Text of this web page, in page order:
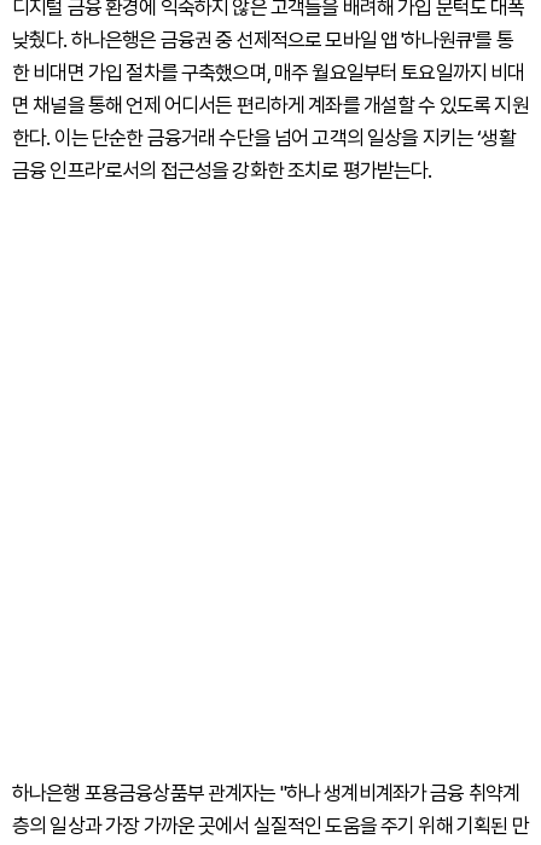
디지털 금융 환경에 익숙하지 않은 고객들을 배려해 가입 문턱도 대폭
낮췄다. 하나은행은 금융권 중 선제적으로 모바일 앱 '하나원큐'를 통
한 비대면 가입 절차를 구축했으며, 매주 월요일부터 토요일까지 비대
면 채널을 통해 언제 어디서든 편리하게 계좌를 개설할 수 있도록 지원
한다. 이는 단순한 금융거래 수단을 넘어 고객의 일상을 지키는 ‘생활
금융 인프라’로서의 접근성을 강화한 조치로 평가받는다.
하나은행 포용금융상품부 관계자는 "하나 생계비계좌가 금융 취약계
층의 일상과 가장 가까운 곳에서 실질적인 도움을 주기 위해 기획된 만